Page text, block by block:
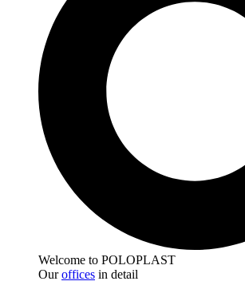
Welcome to POLOPLAST
Ouroffices in detail